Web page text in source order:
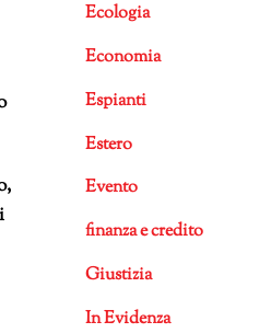
Ecologia
Economia
Espianti
Estero
Evento
finanza e credito
Giustizia
In Evidenza